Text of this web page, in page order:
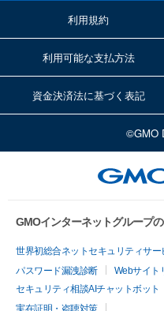
利用規約
利用可能な支払方法
資金決済法に基づく表記
©GMO
GMOインターネットグループ
世界初総合ネットセキュリティサー
パスワード漏洩診断
Webサイト
セキュリティ相談AIチャットボット
実在証明・盗聴対策